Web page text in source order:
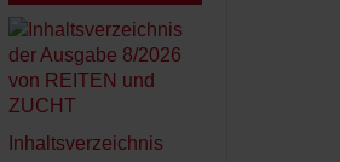
Inhaltsverzeichnis